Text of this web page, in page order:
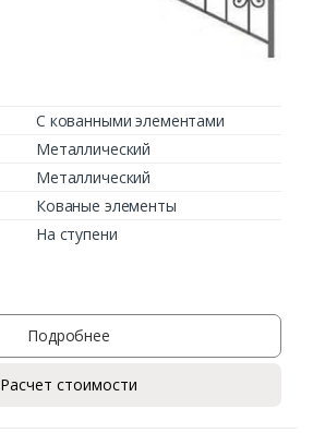
С кованными элементами
Металлический
Металлический
Кованые элементы
На ступени
Подробнее
Расчет стоимости